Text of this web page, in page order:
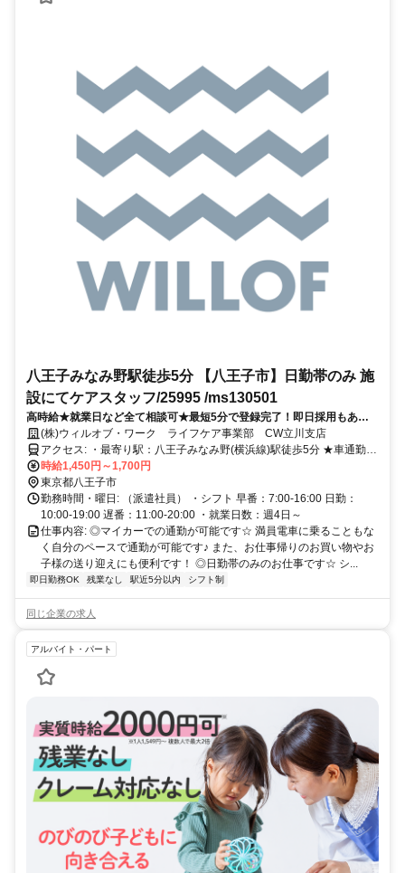
八王子みなみ野駅徒歩5分 【八王子市】日勤帯のみ 施
設にてケアスタッフ/25995 /ms130501
高時給★就業日など全て相談可★最短5分で登録完了！即日採用もあ
り。(株)ウィルオブ・ワーク ライフケア事業部 CW立川支店
アクセス: ・最寄り駅：八王子みなみ野(横浜線)駅徒歩5分 ★車通勤可
能です
時給1,450円～1,700円
東京都八王子市
勤務時間・曜日: （派遣社員） ・シフト 早番：7:00-16:00 日勤：
10:00-19:00 遅番：11:00-20:00 ・就業日数：週4日～
仕事内容: ◎マイカーでの通勤が可能です☆ 満員電車に乗ることもな
く自分のペースで通勤が可能です♪ また、お仕事帰りのお買い物やお
子様の送り迎えにも便利です！ ◎日勤帯のみのお仕事です☆ シ...
即日勤務OK 残業なし 駅近5分以内 シフト制
同じ企業の求人
アルバイト・パート